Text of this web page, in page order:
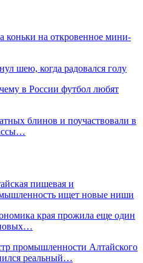
коньки на откровенное мини-
шею, когда радовался голу
в России футбол любят
блинов и поучаствовали в
пищевая и
ищет новые ниши
края прожила еще один
промышленности Алтайского
реальный…